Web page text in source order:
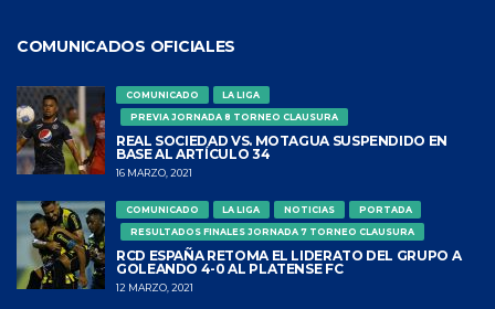
COMUNICADOS OFICIALES
COMUNICADO
LA LIGA
PREVIA JORNADA 8 TORNEO CLAUSURA
REAL SOCIEDAD VS. MOTAGUA SUSPENDIDO EN
BASE AL ARTÍCULO 34
16 MARZO, 2021
COMUNICADO LA LIGA NOTICIAS
PORTADA
RESULTADOS FINALES JORNADA 7 TORNEO CLAUSURA
RCD ESPAÑA RETOMA EL LIDERATO DEL GRUPO A
GOLEANDO 4-0 AL PLATENSE FC
12 MARZO, 2021